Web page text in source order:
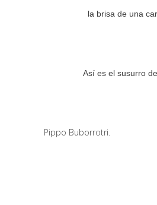
la brisa de una
Así es el susurro
Pippo Buborrotri.